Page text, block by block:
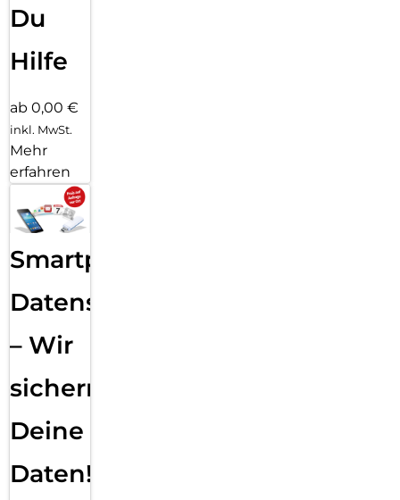
Du
Hilfe
ab 0,00 €
inkl. MwSt.
Mehr
erfahren
Smartphone
Datensicherung
– Wir
sichern
Deine
Daten!